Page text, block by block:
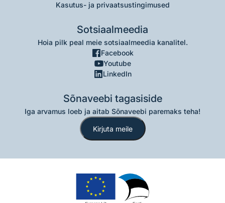
Kasutus- ja privaatsustingimused
Sotsiaalmeedia
Hoia pilk peal meie sotsiaalmeedia kanalitel.
Facebook
Youtube
LinkedIn
Sõnaveebi tagasiside
Iga arvamus loeb ja aitab Sõnaveebi paremaks teha!
Kirjuta meile